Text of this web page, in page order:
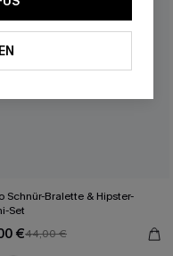
Schnür-Bralette & Hipster-
Set
€44,00 €